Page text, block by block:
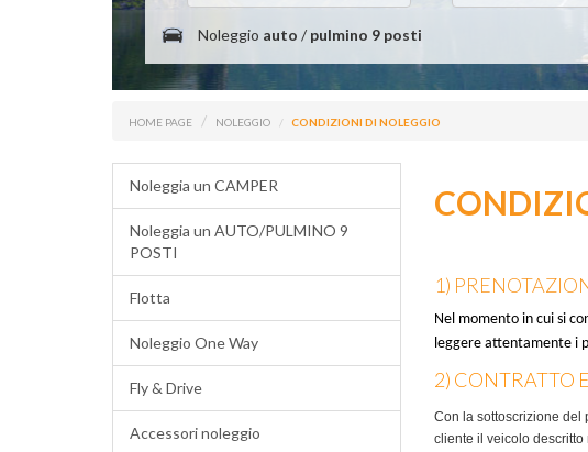
Noleggio auto / pulmino 9 posti
HOME PAGE NOLEGGIO CONDIZIONI DI NOLEGGIO
Noleggia un CAMPER
Noleggia un AUTO/PULMINO 9
POSTI
Flotta
Noleggio One Way
Fly & Drive
Accessori noleggio
1)
Nel momento in cui si
leggere attentamente i
2) CONTRATTO
Con la sottoscrizione del
cliente il veicolo